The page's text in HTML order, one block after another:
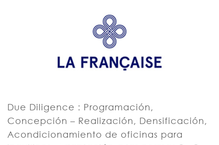
Due Diligence : Programación,
Concepción – Realización, Densificación,
Acondicionamiento de oficinas para